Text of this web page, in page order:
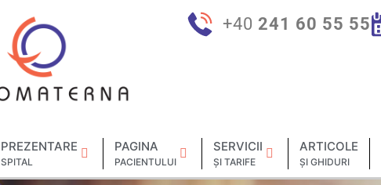
+40 241 60 55 55
PREZENTARE
SPITAL
PAGINA
PACIENTULUI
SERVICII
ȘI TARIFE
ARTICOLE
ȘI GHIDURI